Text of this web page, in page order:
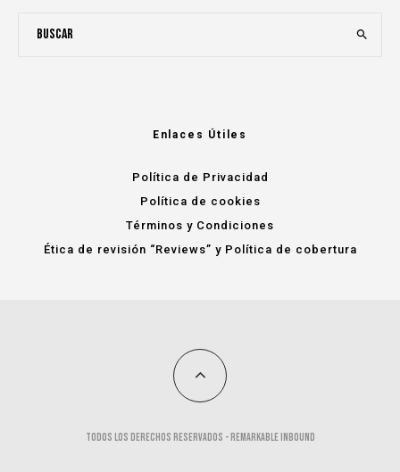
Enlaces Útiles
Política de Privacidad
Política de cookies
Términos y Condiciones
Ética de revisión “Reviews” y Política de cobertura
Todos los derechos reservados - remarkable inbound